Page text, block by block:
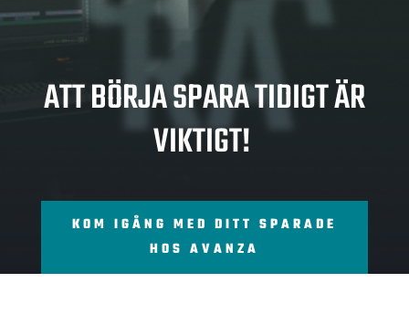
RA
ATT BÖRJA SPARA TIDIGT ÄR
VIKTIGT!
KOM IGÅNG MED DITT SPARADE
HOS AVANZA